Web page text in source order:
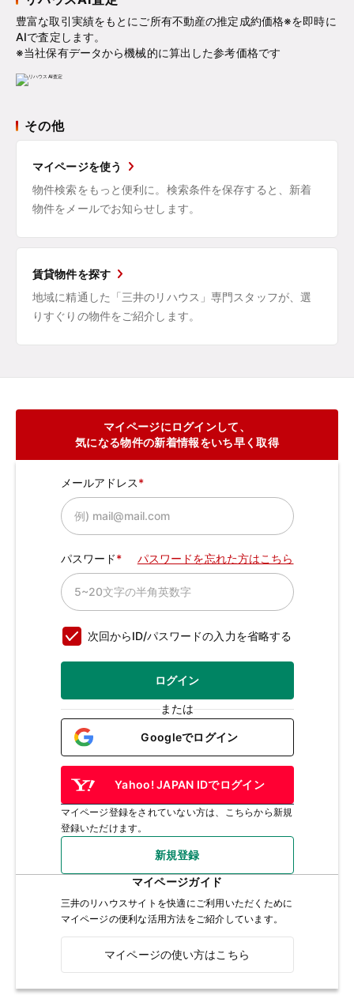
豊富な取引実績をもとにご所有不動産の推定成約価格※を即時に
AIで査定します。
※当社保有データから機械的に算出した参考価格です
その他
マイページを使う
物件検索をもっと便利に。検索条件を保存すると、新着
物件をメールでお知らせします。
賃貸物件を探す
地域に精通した「三井のリハウス」専門スタッフが、選
りすぐりの物件をご紹介します。
マイページにログインして、
気になる物件の新着情報をいち早く取得
メールアドレス
パスワード パスワードを忘れた方はこちら
次回からID/パスワードの入力を省略する
ログイン
または
Googleでログイン
Yahoo! JAPAN IDでログイン
マイページ登録をされていない方は、こちらから新規
登録いただけます。
新規登録
マイページガイド
三井のリハウスサイトを快適にご利用いただくために
マイページの便利な活用方法をご紹介しています。
マイページの使い方はこちら